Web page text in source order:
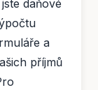
daňové
a
příjmů